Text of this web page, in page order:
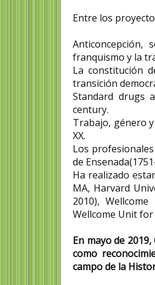
Entre los
Anticoncepción,
franquismo y la
La constitución
transición
Standard drugs
century.
Trabajo, género
XX.
Los
de
Ha realizado
MA, Harvard
2010),
Wellcome Unit
En mayo de
como
campo de la